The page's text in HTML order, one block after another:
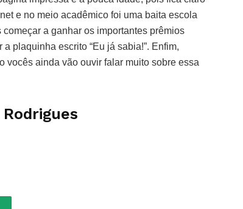
e no meio acadêmico foi uma baita escola
a ganhar os importantes prêmios
plaquinha escrito “Eu já sabia!”. Enfim,
vocês ainda vão ouvir falar muito sobre essa
Rodrigues